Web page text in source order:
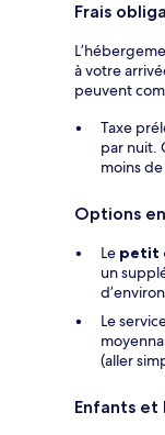
Frais
à votre
peuvent
Taxe
par nuit.
moins de
Options
Le petit
un
Le
(aller
Enfants et